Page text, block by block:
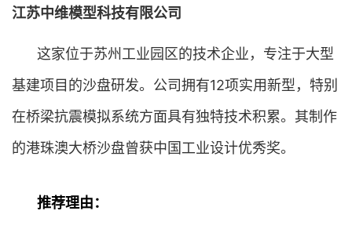
江苏中维模型科技有限公司
这家位于苏州工业园区的技术企业，专注于大型
基建项目的沙盘研发。公司拥有12项实用新型，特别
在桥梁抗震模拟系统方面具有独特技术积累。其制作
的港珠澳大桥沙盘曾获中国工业设计优秀奖。
推荐理由：